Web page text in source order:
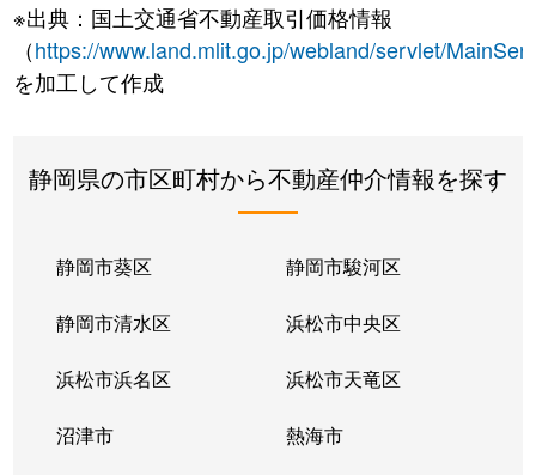
※出典：国土交通省不動産取引価格情報
（https://www.land.mlit.go.jp/webland/servlet/
を加工して作成
静岡県の市区町村から不動産仲介情報を探す
静岡市葵区 静岡市駿河区
静岡市清水区 浜松市中央区
浜松市浜名区 浜松市天竜区
沼津市 熱海市